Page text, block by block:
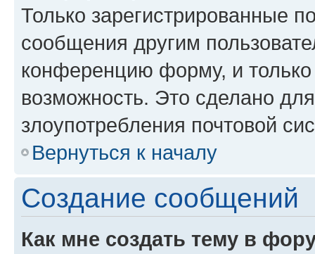
Только зарегистрированные
сообщения другим
конференцию форму, и
возможность. Это сделано
злоупотребления почтовой
Вернуться к началу
Создание сообщений
Как мне создать тему в